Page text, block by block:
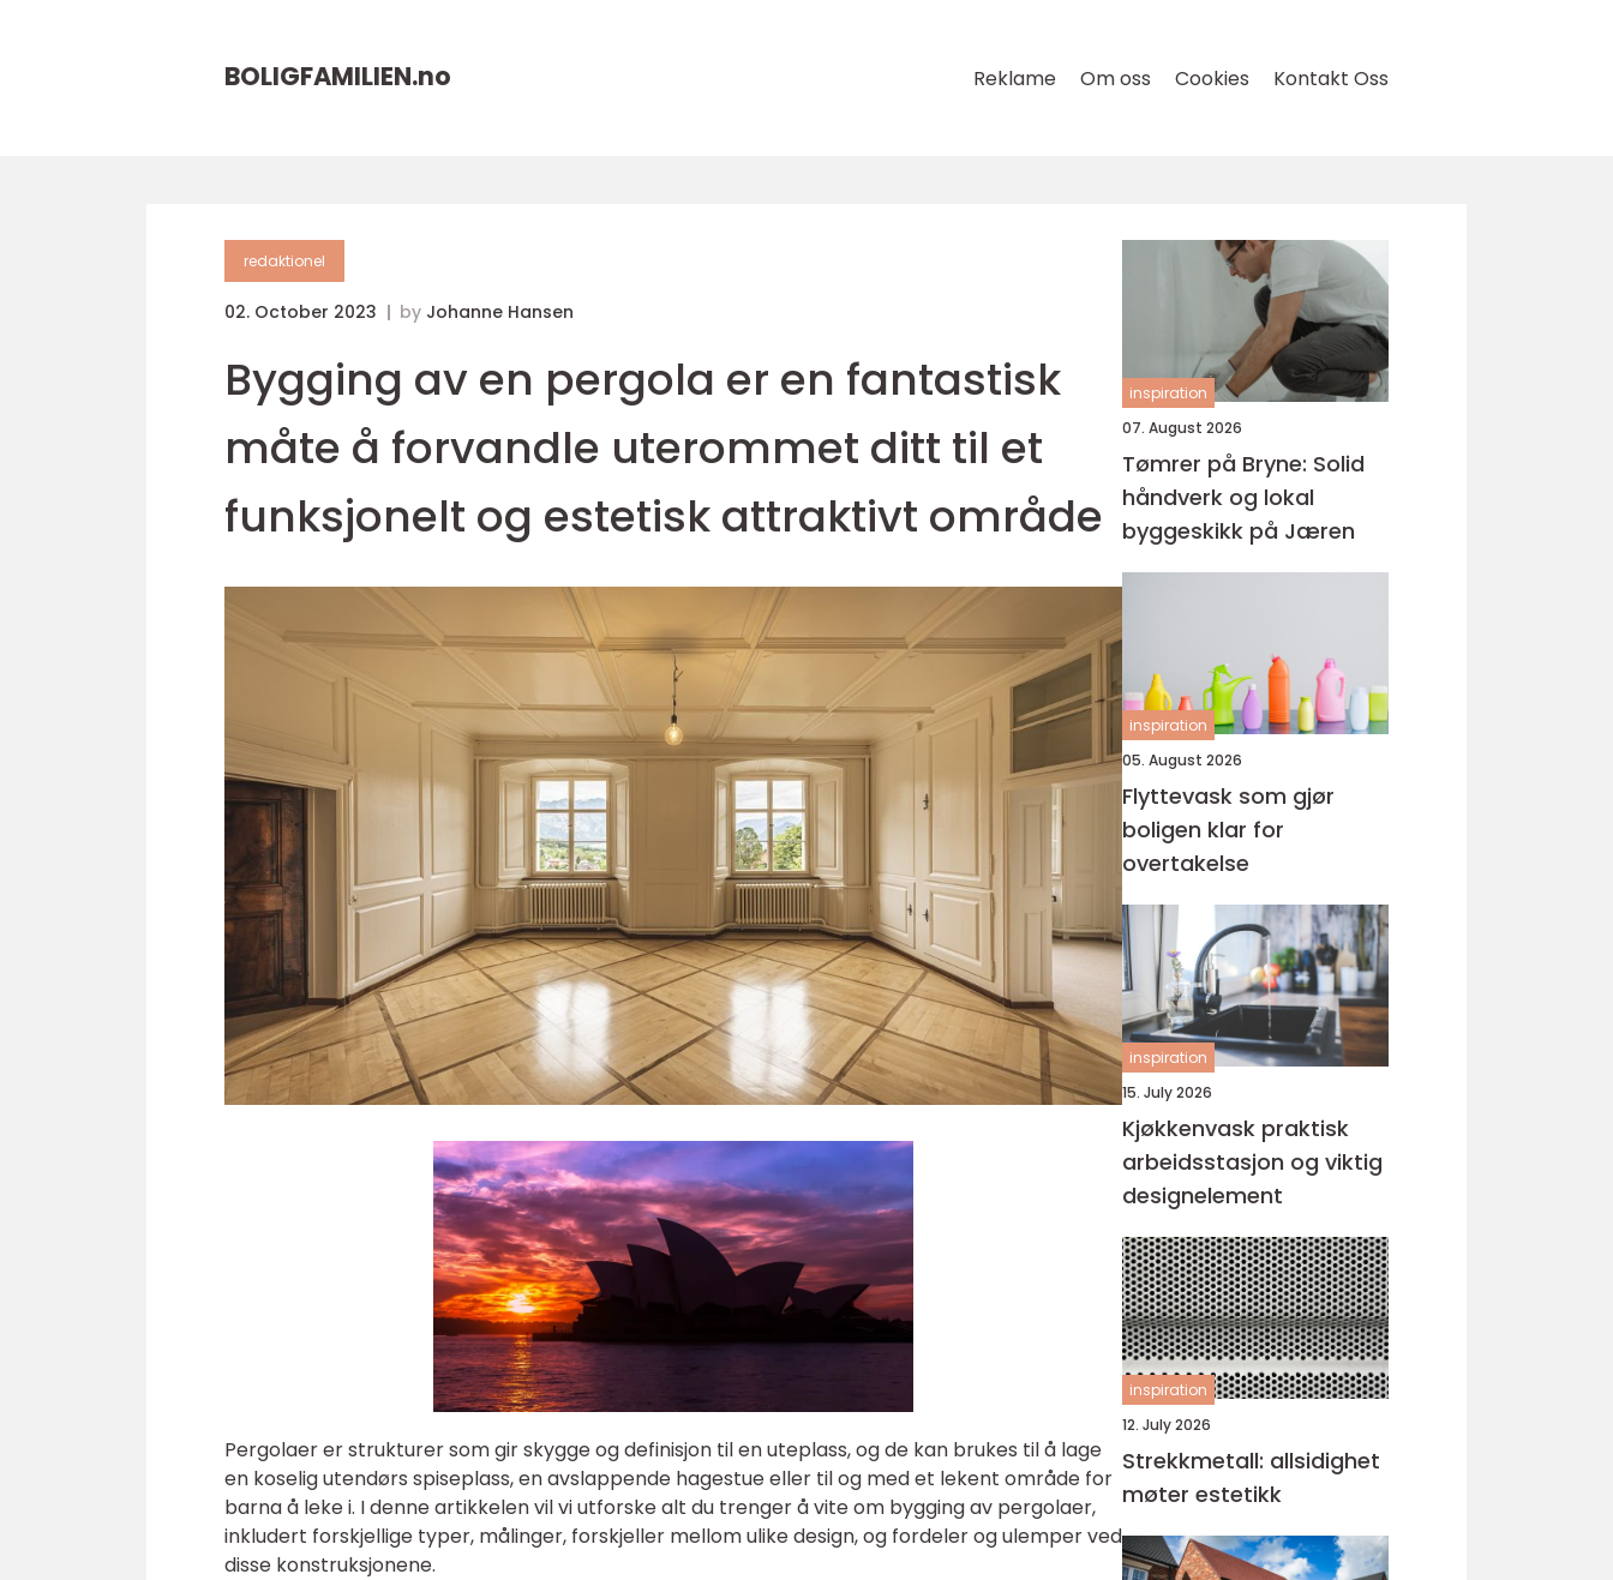
BOLIGFAMILIEN.no Reklame Om oss Cookies Kontakt Oss
redaktionel
02. October 2023 by Johanne Hansen
Bygging av en pergola er en fantastisk
måte å forvandle uterommet ditt til et
funksjonelt og estetisk attraktivt område
Pergolaer er strukturer som gir skygge og definisjon til en uteplass, og de kan brukes til å lage
en koselig utendørs spiseplass, en avslappende hagestue eller til og med et lekent område for
barna å leke i. I denne artikkelen vil vi utforske alt du trenger å vite om bygging av pergolaer,
inkludert forskjellige typer, målinger, forskjeller mellom ulike design, og fordeler og ulemper ved
disse konstruksjonene.
inspiration
07. August 2026
Tømrer på Bryne: Solid
håndverk og lokal
byggeskikk på Jæren
inspiration
05. August 2026
Flyttevask som gjør
boligen klar for
overtakelse
inspiration
15. July 2026
Kjøkkenvask praktisk
arbeidsstasjon og viktig
designelement
inspiration
12. July 2026
Strekkmetall: allsidighet
møter estetikk